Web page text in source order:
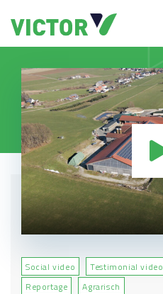
Social video Testimonial video
Reportage
Agrarisch